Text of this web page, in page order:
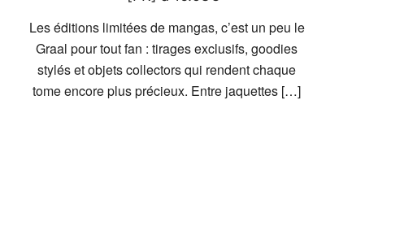
Les éditions limitées de mangas, c’est un peu le
Graal pour tout fan : tirages exclusifs, goodies
stylés et objets collectors qui rendent chaque
tome encore plus précieux. Entre jaquettes […]